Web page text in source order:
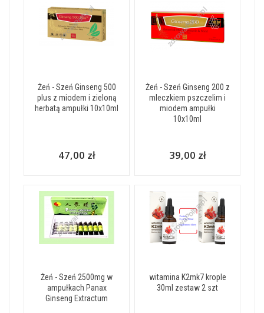
Żeń - Szeń Ginseng 500
plus z miodem i zieloną
herbatą ampułki 10x10ml
47,00 zł
Żeń - Szeń Ginseng 200 z
mleczkiem pszczelim i
miodem ampułki
10x10ml
39,00 zł
Żeń - Szeń 2500mg w
ampułkach Panax
Ginseng Extractum
witamina K2mk7 krople
30ml zestaw 2 szt